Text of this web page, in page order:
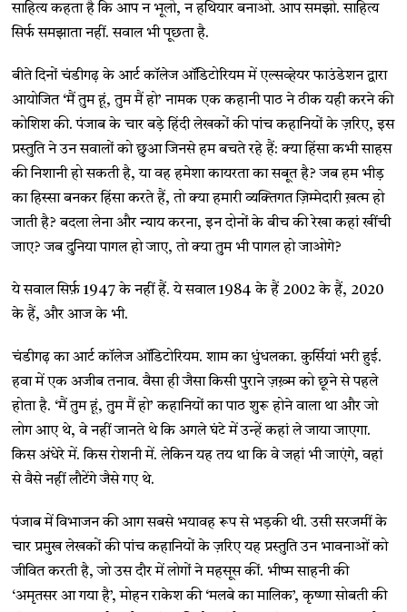
साहित्य कहता है कि आप न भूलो, न हथियार बनाओ. आप समझो. साहित्य
सिर्फ समझाता नहीं. सवाल भी पूछता है.
बीते दिनों चंडीगढ़ के आर्ट कॉलेज ऑडिटोरियम में एल्सव्हेयर फाउंडेशन द्वारा
आयोजित ‘मैं तुम हूं, तुम मैं हो’ नामक एक कहानी पाठ ने ठीक यही करने की
कोशिश की. पंजाब के चार बड़े हिंदी लेखकों की पांच कहानियों के ज़रिए, इस
प्रस्तुति ने उन सवालों को छुआ जिनसे हम बचते रहे हैं: क्या हिंसा कभी साहस
की निशानी हो सकती है, या वह हमेशा कायरता का सबूत है? जब हम भीड़
का हिस्सा बनकर हिंसा करते हैं, तो क्या हमारी व्यक्तिगत ज़िम्मेदारी ख़त्म हो
जाती है? बदला लेना और न्याय करना, इन दोनों के बीच की रेखा कहां खींची
जाए? जब दुनिया पागल हो जाए, तो क्या तुम भी पागल हो जाओगे?
ये सवाल सिर्फ़ 1947 के नहीं हैं. ये सवाल 1984 के हैं 2002 के हैं, 2020
के हैं, और आज के भी.
चंडीगढ़ का आर्ट कॉलेज ऑडिटोरियम. शाम का धुंधलका. कुर्सियां भरी हुई.
हवा में एक अजीब तनाव. वैसा ही जैसा किसी पुराने ज़ख़्म को छूने से पहले
होता है. ‘मैं तुम हूं, तुम मैं हो’ कहानियों का पाठ शुरू होने वाला था और जो
लोग आए थे, वे नहीं जानते थे कि अगले घंटे में उन्हें कहां ले जाया जाएगा.
किस अंधेरे में. किस रोशनी में. लेकिन यह तय था कि वे जहां भी जाएंगे, वहां
से वैसे नहीं लौटेंगे जैसे गए थे.
पंजाब में विभाजन की आग सबसे भयावह रूप से भड़की थी. उसी सरजमीं के
चार प्रमुख लेखकों की पांच कहानियों के ज़रिए यह प्रस्तुति उन भावनाओं को
जीवित करती है, जो उस दौर में लोगों ने महसूस कीं. भीष्म साहनी की
‘अमृतसर आ गया है’, मोहन राकेश की ‘मलबे का मालिक’, कृष्णा सोबती की